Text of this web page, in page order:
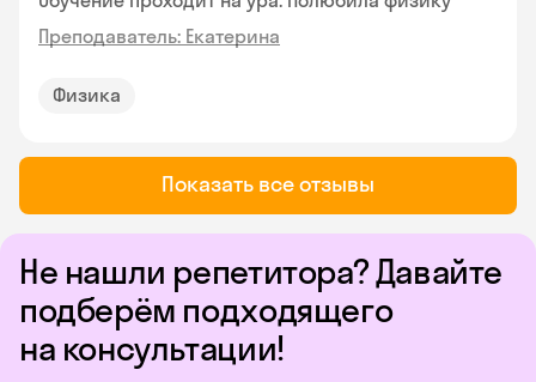
Преподаватель: Екатерина
Физика
Показать все отзывы
Не нашли репетитора? Давайте
подберём подходящего
на консультации!